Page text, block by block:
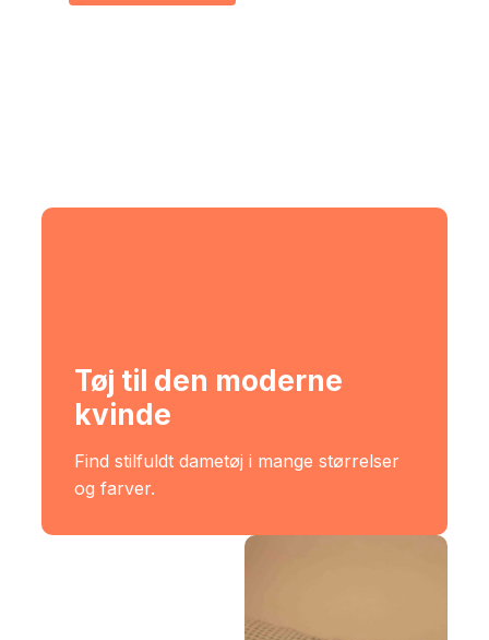
Tøj til den moderne
kvinde
Find stilfuldt dametøj i mange størrelser
og farver.